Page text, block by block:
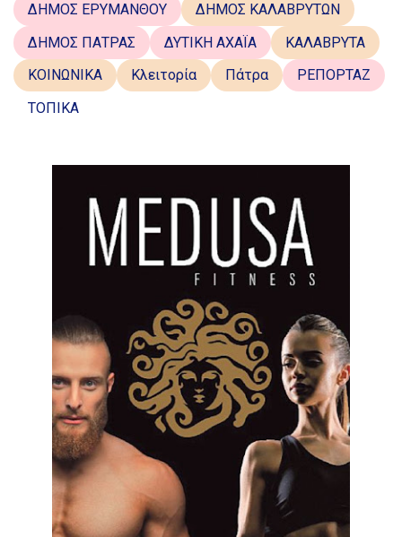
ΔΗΜΟΣ ΕΡΥΜΑΝΘΟΥ
ΔΗΜΟΣ ΚΑΛΑΒΡΥΤΩΝ
ΔΗΜΟΣ ΠΑΤΡΑΣ
ΔΥΤΙΚΗ ΑΧΑΪΑ
ΚΑΛΑΒΡΥΤΑ
ΚΟΙΝΩΝΙΚΑ
Κλειτορία Πάτρα
ΡΕΠΟΡΤΑΖ
ΤΟΠΙΚΑ